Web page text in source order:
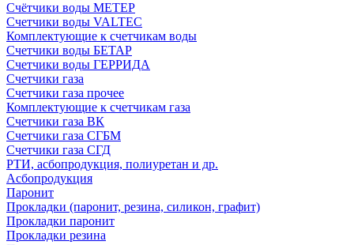
Счётчики воды МЕТЕР
Счетчики воды VALTEC
Комплектующие к счетчикам воды
Счетчики воды БЕТАР
Счетчики воды ГЕРРИДА
Счетчики газа
Счетчики газа прочее
Комплектующие к счетчикам газа
Счетчики газа ВК
Счетчики газа СГБМ
Счетчики газа СГД
РТИ, асбопродукция, полиуретан и др.
Асбопродукция
Паронит
Прокладки (паронит, резина, силикон, графит)
Прокладки паронит
Прокладки резина